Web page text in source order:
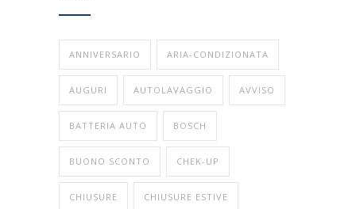
ANNIVERSARIO ARIA-CONDIZIONATA
AUGURI AUTOLAVAGGIO AVVISO
BATTERIA AUTO BOSCH
BUONO SCONTO CHEK-UP
CHIUSURE CHIUSURE ESTIVE